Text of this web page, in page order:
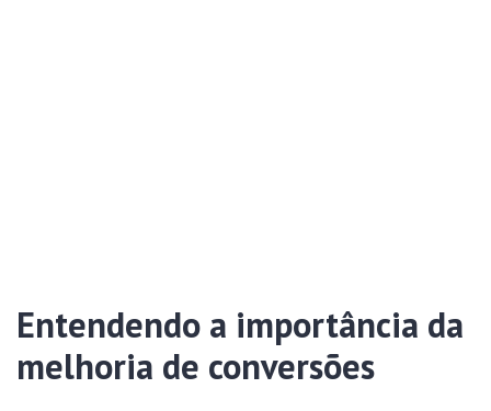
Entendendo a importância da
melhoria de conversões